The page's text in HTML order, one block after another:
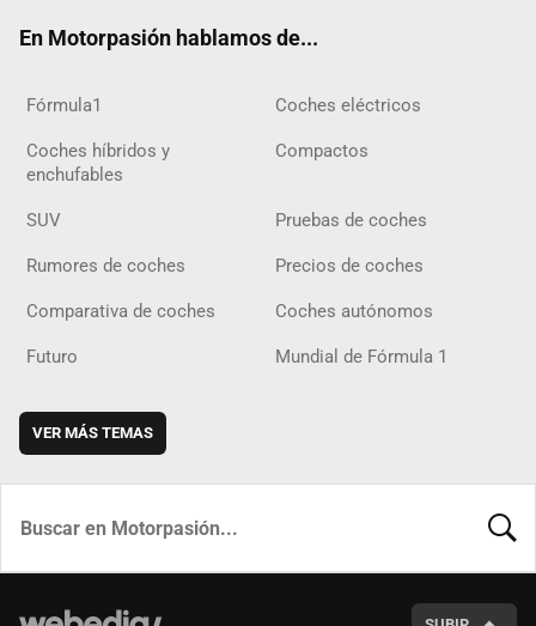
En Motorpasión hablamos de...
Fórmula1 Coches eléctricos
Coches híbridos y
enchufables
Compactos
SUV Pruebas de coches
Rumores de coches Precios de coches
Comparativa de coches Coches autónomos
Futuro Mundial de Fórmula 1
VER MÁS TEMAS